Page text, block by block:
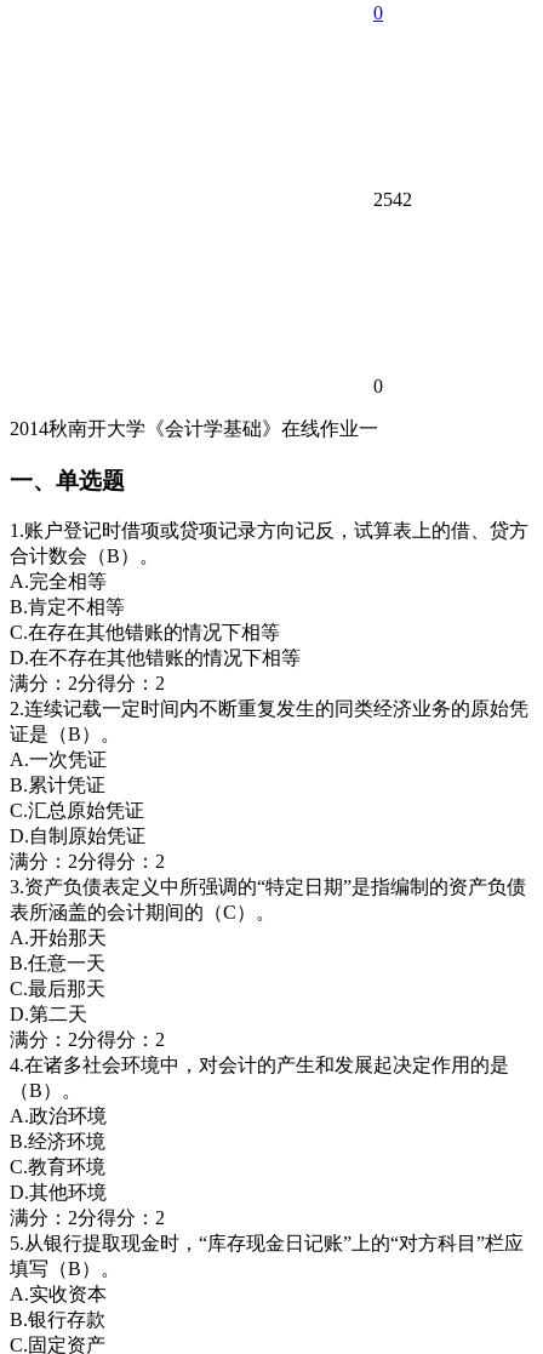
0
2542
0
2014秋南开大学《会计学基础》在线作业一
一、单选题
1.账户登记时借项或贷项记录方向记反，试算表上的借、贷方
合计数会（B）。
A.完全相等
B.肯定不相等
C.在存在其他错账的情况下相等
D.在不存在其他错账的情况下相等
满分：2分得分：2
2.连续记载一定时间内不断重复发生的同类经济业务的原始凭
证是（B）。
A.一次凭证
B.累计凭证
C.汇总原始凭证
D.自制原始凭证
满分：2分得分：2
3.资产负债表定义中所强调的“特定日期”是指编制的资产负债
表所涵盖的会计期间的（C）。
A.开始那天
B.任意一天
C.最后那天
D.第二天
满分：2分得分：2
4.在诸多社会环境中，对会计的产生和发展起决定作用的是
（B）。
A.政治环境
B.经济环境
C.教育环境
D.其他环境
满分：2分得分：2
5.从银行提取现金时，“库存现金日记账”上的“对方科目”栏应
填写（B）。
A.实收资本
B.银行存款
C.固定资产